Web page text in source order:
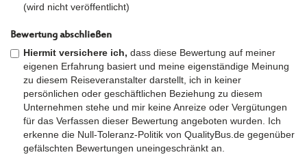
(wird nicht veröffentlicht)
Bewertung abschließen
Hiermit versichere ich, dass diese Bewertung auf meiner
eigenen Erfahrung basiert und meine eigenständige Meinung
zu diesem Reiseveranstalter darstellt, ich in keiner
persönlichen oder geschäftlichen Beziehung zu diesem
Unternehmen stehe und mir keine Anreize oder Vergütungen
für das Verfassen dieser Bewertung angeboten wurden. Ich
erkenne die Null-Toleranz-Politik von QualityBus.de gegenüber
gefälschten Bewertungen uneingeschränkt an.